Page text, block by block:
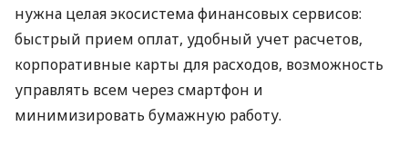
нужна целая экосистема финансовых сервисов:
быстрый прием оплат, удобный учет расчетов,
корпоративные карты для расходов, возможность
управлять всем через смартфон и
минимизировать бумажную работу.